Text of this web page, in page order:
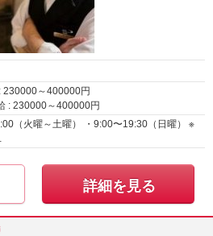
230000～400000円
: 230000～400000円
パート-時給1250 円～
（火曜～土曜） ・9:00〜19:30（日曜） ※
詳細を見る